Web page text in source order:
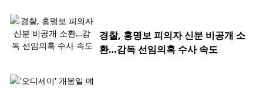
경찰, 홍명보 피의자 신분 비공개 소
환…감독 선임의혹 수사 속도